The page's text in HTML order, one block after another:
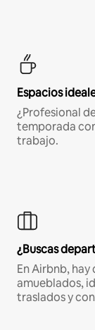
Espacios
¿Profesional
temporada
trabajo.
¿Buscas
En Airbnb,
amueblados,
traslados y